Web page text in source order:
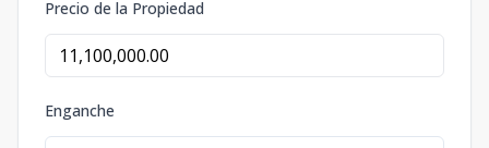
Precio de la Propiedad
Enganche